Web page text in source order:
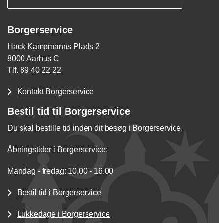
Borgerservice
Hack Kampmanns Plads 2
8000 Aarhus C
Tlf. 89 40 22 22
Kontakt Borgerservice
Bestil tid til Borgerservice
Du skal bestille tid inden dit besøg i Borgerservice.
Åbningstider i Borgerservice:
Mandag - fredag: 10.00 - 16.00
Bestil tid i Borgerservice
Lukkedage i Borgerservice